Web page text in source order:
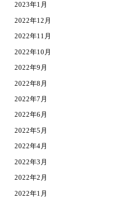
2023年1月
2022年12月
2022年11月
2022年10月
2022年9月
2022年8月
2022年7月
2022年6月
2022年5月
2022年4月
2022年3月
2022年2月
2022年1月